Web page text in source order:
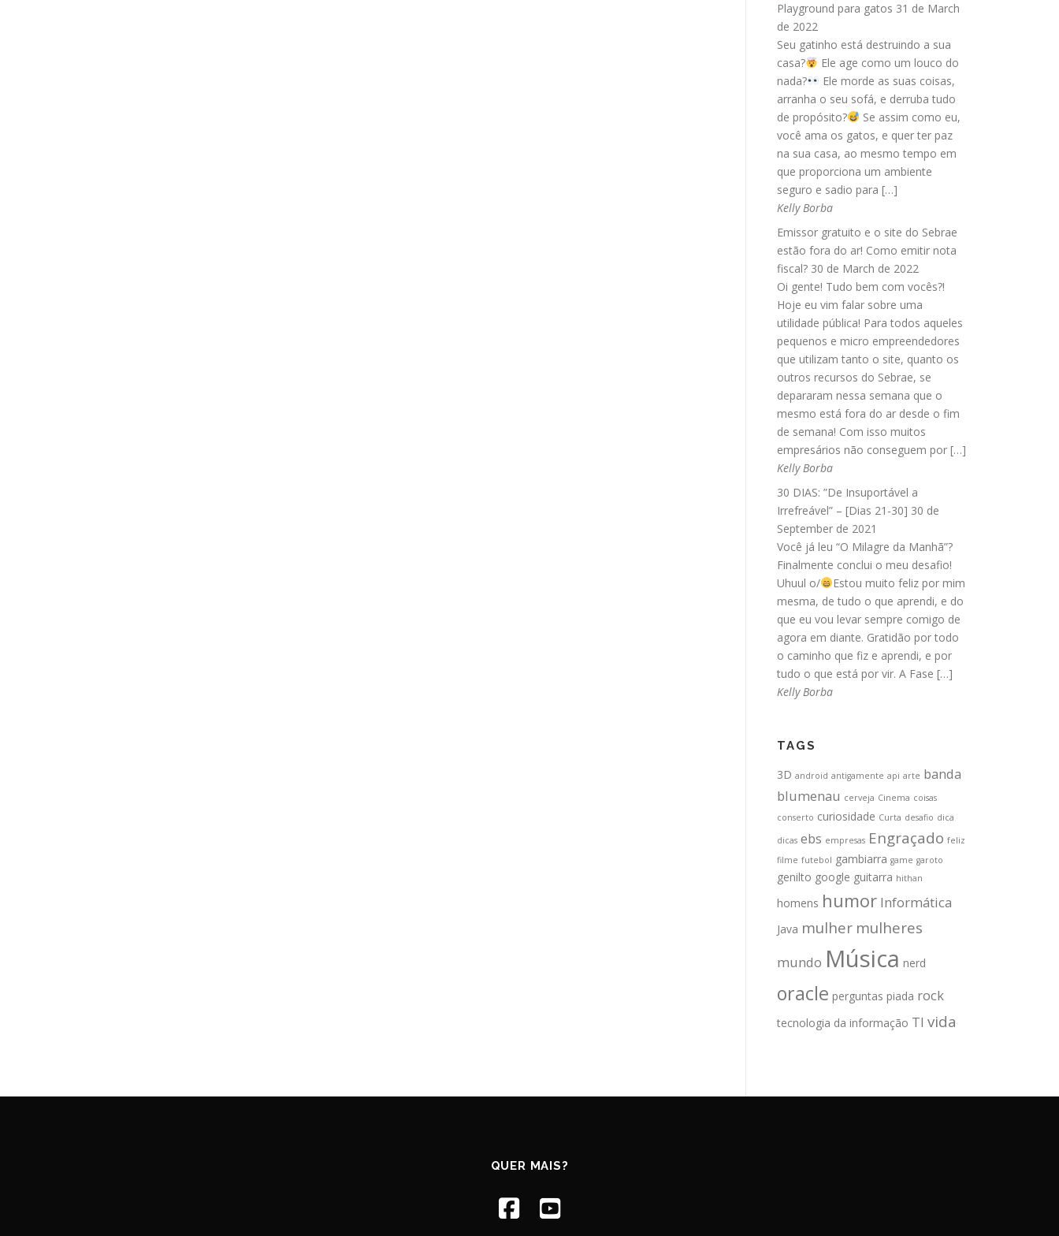
Playground para gatos 31 de March
de 2022
Seu gatinho está destruindo a sua
casa?
Ele age como um louco do
nada?
Ele morde as suas coisas,
arranha o seu sofá, e derruba tudo
de propósito?
Se assim como eu,
você ama os gatos, e quer ter paz
na sua casa, ao mesmo tempo em
que proporciona um ambiente
seguro e sadio para […]
Kelly Borba
Emissor gratuito e o site do Sebrae
estão fora do ar! Como emitir nota
fiscal? 30 de March de 2022
Oi gente! Tudo bem com vocês?!
Hoje eu vim falar sobre uma
utilidade pública! Para todos aqueles
pequenos e micro empreendedores
que utilizam tanto o site, quanto os
outros recursos do Sebrae, se
depararam nessa semana que o
mesmo está fora do ar desde o fim
de semana! Com isso muitos
empresários não conseguem por […]
Kelly Borba
30 DIAS: ”De Insuportável a
Irrefreável” – [Dias 21-30] 30 de
September de 2021
Você já leu “O Milagre da Manhã”?
Finalmente conclui o meu desafio!
Uhuul o/
Estou muito feliz por mim
mesma, de tudo o que aprendi, e do
que eu vou levar sempre comigo de
agora em diante. Gratidão por todo
o caminho que fiz e aprendi, e por
tudo o que está por vir. A Fase […]
Kelly Borba
TAGS
3D android antigamente api arte banda
blumenau cerveja Cinema coisas
conserto curiosidade Curta desafio dica
dicas ebs empresas Engraçado feliz
filme futebol gambiarra game garoto
genilto google guitarra hithan
homens humor Informática
Java mulher mulheres
mundo Música nerd
oracle perguntas piada rock
tecnologia da informação TI vida
QUER MAIS?